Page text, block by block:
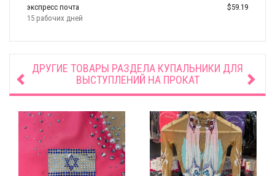
экспресс почта
15 рабочих дней
$59.19
ДРУГИЕ ТОВАРЫ РАЗДЕЛА КУПАЛЬНИКИ ДЛЯ
ВЫСТУПЛЕНИЙ НА ПРОКАТ